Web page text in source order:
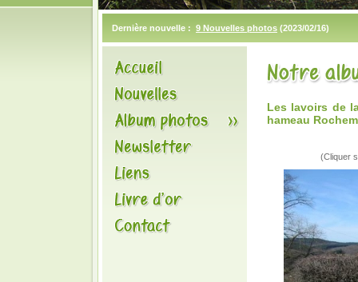
Dernière nouvelle : 9 Nouvelles photos (2023/02/16)
Les lavoirs de
hameau
(Cliquer